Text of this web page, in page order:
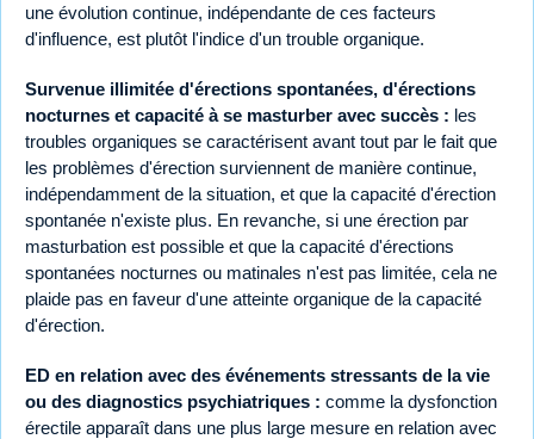
une évolution continue, indépendante de ces facteurs
d'influence, est plutôt l'indice d'un trouble organique.
Survenue illimitée d'érections spontanées, d'érections
nocturnes et capacité à se masturber avec succès : les
troubles organiques se caractérisent avant tout par le fait que
les problèmes d'érection surviennent de manière continue,
indépendamment de la situation, et que la capacité d'érection
spontanée n'existe plus. En revanche, si une érection par
masturbation est possible et que la capacité d'érections
spontanées nocturnes ou matinales n'est pas limitée, cela ne
plaide pas en faveur d'une atteinte organique de la capacité
d'érection.
ED en relation avec des événements stressants de la vie
ou des diagnostics psychiatriques : comme la dysfonction
érectile apparaît dans une plus large mesure en relation avec